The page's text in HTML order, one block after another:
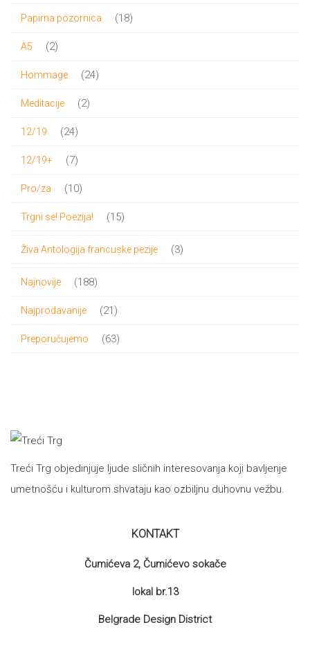
Papirna pozornica 1818
A5 22
Hommage 2424
Meditacije 22
12/19 2424
12/19+ 77
Pro/za 1010
Trgni se! Poezija! 1515
Živa Antologija francuske pezije 33
Najnovije 188188
Najprodavanije 21 21
Preporučujemo 6363
Treći Trg objedinjuje ljude sličnih interesovanja koji bavljenje
umetnošću i kulturom shvataju kao ozbiljnu duhovnu vežbu.
KONTAKT
Čumićeva 2, Čumićevo sokače
lokal br.13
Belgrade Design District